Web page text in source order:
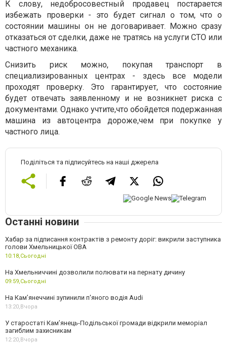
К слову, недобросовестный продавец постарается
избежать проверки - это будет сигнал о том, что о
состоянии машины он не договаривает. Можно сразу
отказаться от сделки, даже не тратясь на услуги СТО или
частного механика.
Снизить риск можно, покупая транспорт в
специализированных центрах - здесь все модели
проходят проверку. Это гарантирует, что состояние
будет отвечать заявленному и не возникнет риска с
документами. Однако учтите,что обойдется подержанная
машина из автоцентра дороже,чем при покупке у
частного лица.
Поділіться та підписуйтесь на наші джерела
Останні новини
Хабар за підписання контрактів з ремонту доріг: викрили заступника
голови Хмельницької ОВА
10:18,Сьогодні
На Хмельниччині дозволили полювати на пернату дичину
09:59,Сьогодні
На Камʼянеччині зупинили п'яного водія Audi
13:20,Вчора
У старостаті Кам’янець-Подільської громади відкрили меморіал
загиблим захисникам
12:20,Вчора